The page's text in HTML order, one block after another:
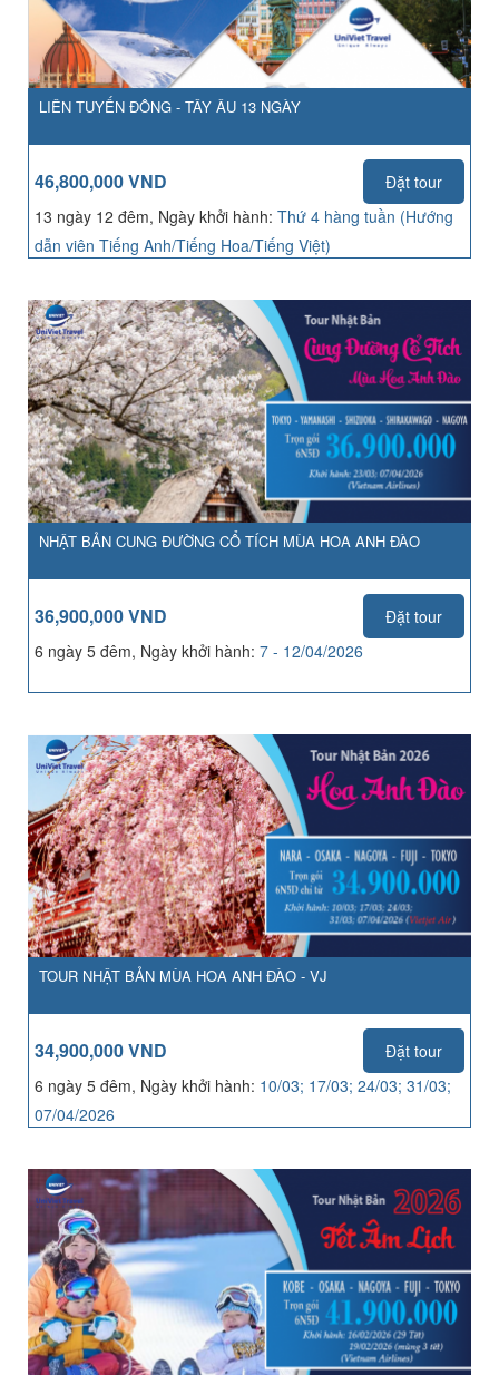
LIÊN TUYẾN ĐÔNG - TÂY ÂU 13 NGÀY
46,800,000 VND
Đặt tour
13 ngày 12 đêm, Ngày khởi hành: Thứ 4 hàng tuần (Hướng
dẫn viên Tiếng Anh/Tiếng Hoa/Tiếng Việt)
NHẬT BẢN CUNG ĐƯỜNG CỔ TÍCH MÙA HOA ANH ĐÀO
36,900,000 VND
Đặt tour
6 ngày 5 đêm, Ngày khởi hành: 7 - 12/04/2026
TOUR NHẬT BẢN MÙA HOA ANH ĐÀO - VJ
34,900,000 VND
Đặt tour
6 ngày 5 đêm, Ngày khởi hành: 10/03; 17/03; 24/03; 31/03;
07/04/2026